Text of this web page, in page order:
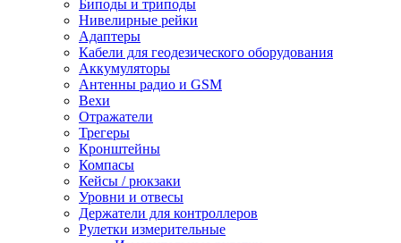
Биподы и триподы
Нивелирные рейки
Адаптеры
Кабели для геодезического оборудования
Аккумуляторы
Антенны радио и GSM
Вехи
Отражатели
Трегеры
Кронштейны
Компасы
Кейсы / рюкзаки
Уровни и отвесы
Держатели для контроллеров
Рулетки измерительные